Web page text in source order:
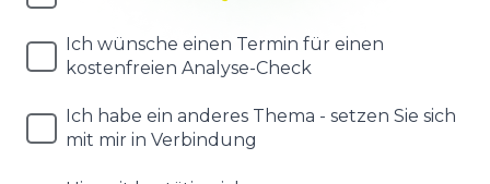
Ich wünsche einen Termin für einen
kostenfreien Analyse-Check
Ich habe ein anderes Thema - setzen Sie sich
mit mir in Verbindung